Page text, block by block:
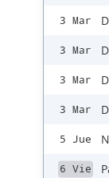
3 Mar
3 Mar
3 Mar
3 Mar
5 Jue
6 Vie